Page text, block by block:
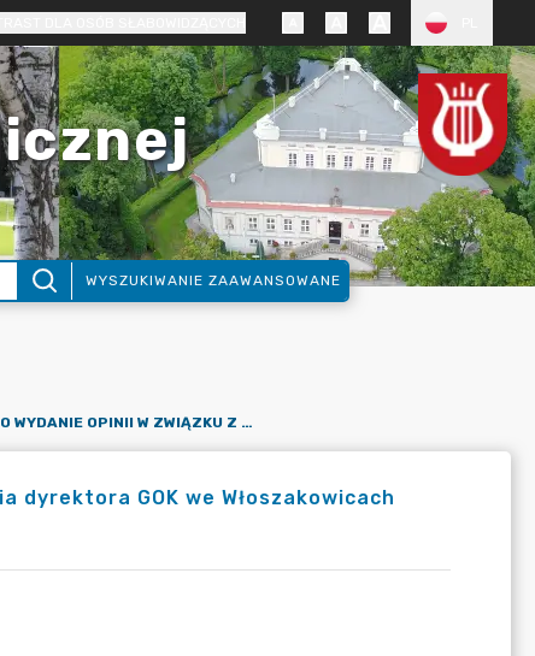
WYSZUKIWANIE ZAAWANSOWANE
WNIOSEK O WYDANIE OPINII W ZWIĄZKU Z ZAMIAREM POWOŁANIA DYREKTORA GOK WE WŁOSZAKOWICACH
dyrektora GOK we Włoszakowicach